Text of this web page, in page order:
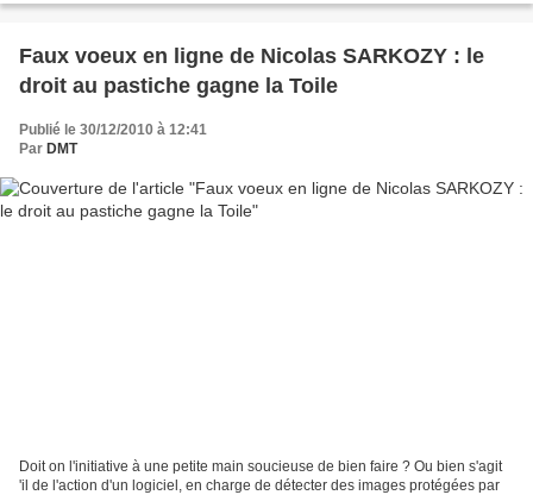
Faux voeux en ligne de Nicolas SARKOZY : le
droit au pastiche gagne la Toile
Publié le 30/12/2010 à 12:41
Par DMT
Doit on l'initiative à une petite main soucieuse de bien faire ? Ou bien s'agit
'il de l'action d'un logiciel, en charge de détecter des images protégées par